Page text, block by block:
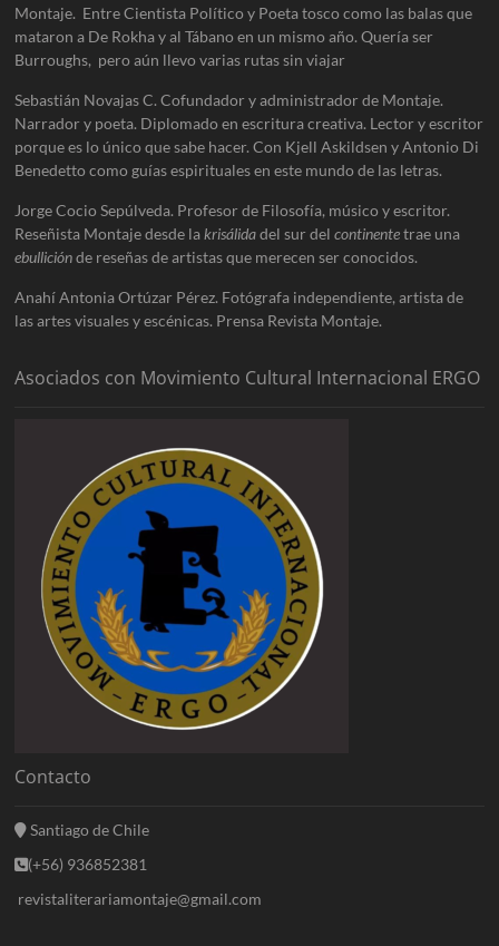
Montaje. Entre Cientista Político y Poeta tosco como las balas que
mataron a De Rokha y al Tábano en un mismo año. Quería ser
Burroughs, pero aún llevo varias rutas sin viajar
Sebastián Novajas C. Cofundador y administrador de Montaje.
Narrador y poeta. Diplomado en escritura creativa. Lector y escritor
porque es lo único que sabe hacer. Con Kjell Askildsen y Antonio Di
Benedetto como guías espirituales en este mundo de las letras.
Jorge Cocio Sepúlveda. Profesor de Filosofía, músico y escritor.
Reseñista Montaje desde lakrisálidadel sur delcontinentetrae una
ebulliciónde reseñas de artistas que merecen ser conocidos.
Anahí Antonia Ortúzar Pérez. Fotógrafa independiente, artista de
las artes visuales y escénicas. Prensa Revista Montaje.
Asociados con Movimiento Cultural Internacional ERGO
Contacto
Santiago de Chile
(+56) 936852381
revistaliterariamontaje@gmail.com